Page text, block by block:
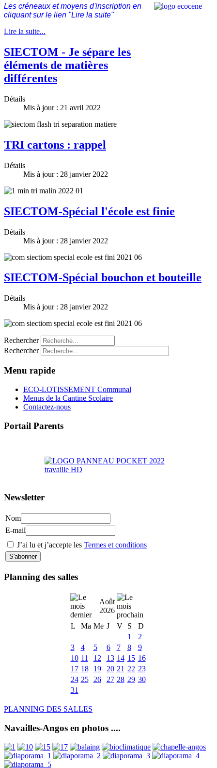
Les créneaux et moyens d'inscription en
cliquant sur le lien "Lire la suite"
Lire la suite...
SIECTOM - Je sépare les
éléments de matières
différentes
Détails
Mis à jour : 21 avril 2022
TRI cartons : rappel
Détails
Mis à jour : 28 janvier 2022
SIECTOM-Spécial l'école est finie
Détails
Mis à jour : 28 janvier 2022
SIECTOM-Spécial bouchon et bouteille
Détails
Mis à jour : 28 janvier 2022
Rechercher
Rechercher
Menu rapide
ECO-LOTISSEMENT Communal
Menus de la Cantine Scolaire
Contactez-nous
Portail Parents
Newsletter
Nom
E-mail
J’ai lu et j’accepte les Termes et conditions
Planning des salles
Août
2026
L
Ma Me J V S
D
1
2
3
4 5 6 7 8
9
10 11 12 13 14 15 16
17 18 19 20 21 22 23
24 25 26 27 28 29 30
31
PLANNING DES SALLES
Navailles-Angos en photos ....